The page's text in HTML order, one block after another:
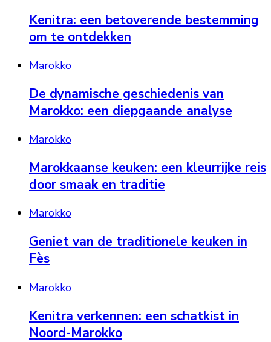
Kenitra: een betoverende bestemming
om te ontdekken
Marokko
De dynamische geschiedenis van
Marokko: een diepgaande analyse
Marokko
Marokkaanse keuken: een kleurrijke reis
door smaak en traditie
Marokko
Geniet van de traditionele keuken in
Fès
Marokko
Kenitra verkennen: een schatkist in
Noord-Marokko